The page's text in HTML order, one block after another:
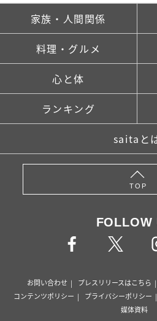
家族・人間関係
料理・グルメ
心と体
ランキング
saitaと
TOP
FOLLOW
お問い合わせ プレスリリースはこちら
コンテンツポリシー
プライバシーポリシー
媒体資料